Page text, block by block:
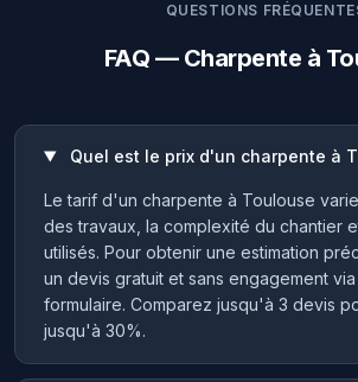
QUESTIONS
FAQ — Charpente à
Quel est le prix d'un charpente à
Le tarif d'un charpente à Toulouse
des travaux, la complexité du chantier
utilisés. Pour obtenir une estimation
un devis gratuit et sans engagement
formulaire. Comparez jusqu'à 3 devis
jusqu'à 30%.